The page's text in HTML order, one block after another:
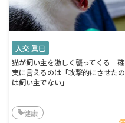
入交 眞巳
猫が飼い主を激しく襲ってくる 確
実に言えるのは「攻撃的にさせたの
は飼い主でない」
健康